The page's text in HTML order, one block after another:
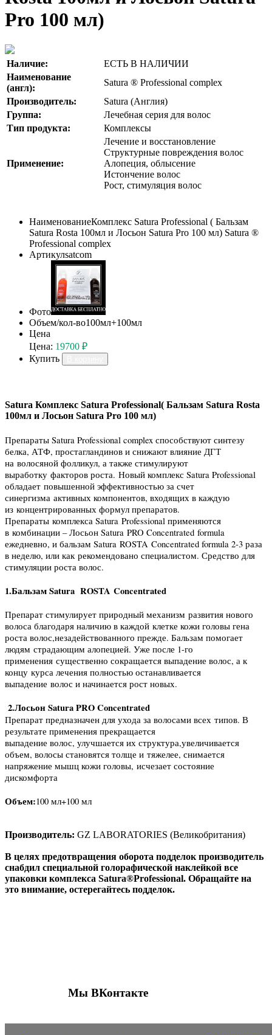
Pro 100 мл)
Наличие:
ЕСТЬ В НАЛИЧИИ
Наименование
(англ):
Satura ® Professional complex
Производитель:
Satura (Англия)
Группа:
Лечебная серия для волос
Тип продукта:
Комплексы
Применение:
Лечение и восстановление
Структурные повреждения волос
Алопеция, облысение
Истончение волос
Рост, стимуляция волос
НаименованиеКомплекс Satura Professional ( Бальзам
Satura Rosta 100мл и Лосьон Satura Pro 100 мл) Satura ®
Professional complex
Артикулsatcom
Фото
Объем/кол-во100мл+100мл
Цена
Цена: 19700 ₽
Купить
Satura Комплекс Satura Professional( Бальзам Satura Rosta
100мл и Лосьон Satura Pro 100 мл)
Препараты Satura Professional complex способствуют синтезу
белка, АТФ, простагландинов и снижают влияние ДГТ
на волосяной фолликул, а также стимулируют
выработку факторов роста. Новый комплекс Satura Professional
обладает повышенной эффективностью за счет
синергизма активных компонентов, входящих в каждую
из концентрированных формул препаратов.
Препараты комплекса Satura Professional применяются
в комбинации – Лосьон Satura PRO Concentrated formula
ежедневно, и бальзам Satura ROSTA Concentrated formula 2-3 раза
в неделю, или как рекомендовано специалистом. Средство для
стимуляции роста волос.
1.Бальзам Satura ROSTA Concentrated
Препарат стимулирует природный механизм развития нового
волоса благодаря наличию в каждой клетке кожи головы гена
роста волос,незадействованного прежде. Бальзам помогает
людям страдающим алопецией. Уже после 1-го
применения существенно сокращается выпадение волос, а к
концу курса лечения полностью останавливается
выпадение волос и начинается рост новых.
2.Лосьон Satura PRO Concentrated
Препарат предназначен для ухода за волосами всех типов. В
результате применения прекращается
выпадение волос, улучшается их структура,увеличивается
объем, волосы становятся толще и тяжелее, снимается
напряжение мышц кожи головы, исчезает состояние
дискомфорта
Объем:100 мл+100 мл
Производитель: GZ LABORATORIES (Великобритания)
В целях предотвращения оборота подделок производитель
снабдил специальной голорафической наклейкой все
упаковки комплекса Satura®Professional. Обращайте на
это внимание, остерегайтесь подделок.
Мы ВКонтакте